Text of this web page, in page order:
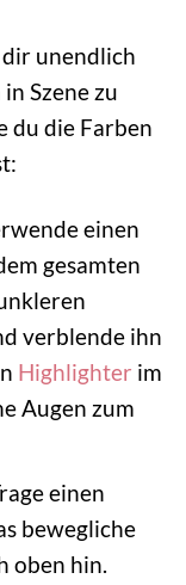
unendlich
Szene zu
du die Farben
einen
gesamten
verblende ihn
Highlighter im
Augen zum
einen
bewegliche
oben hin.